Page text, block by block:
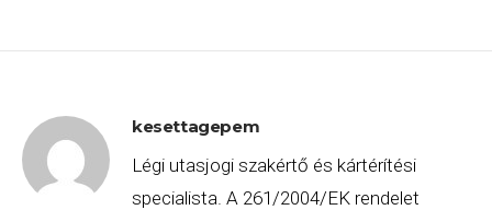
kesettagepem
Légi utasjogi szakértő és kártérítési
specialista. A 261/2004/EK rendelet